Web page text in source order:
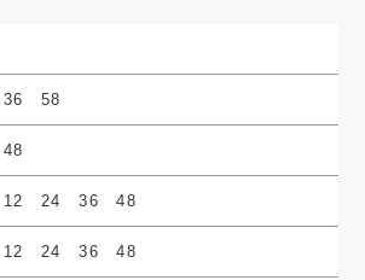
58
24 36 48
24 36 48